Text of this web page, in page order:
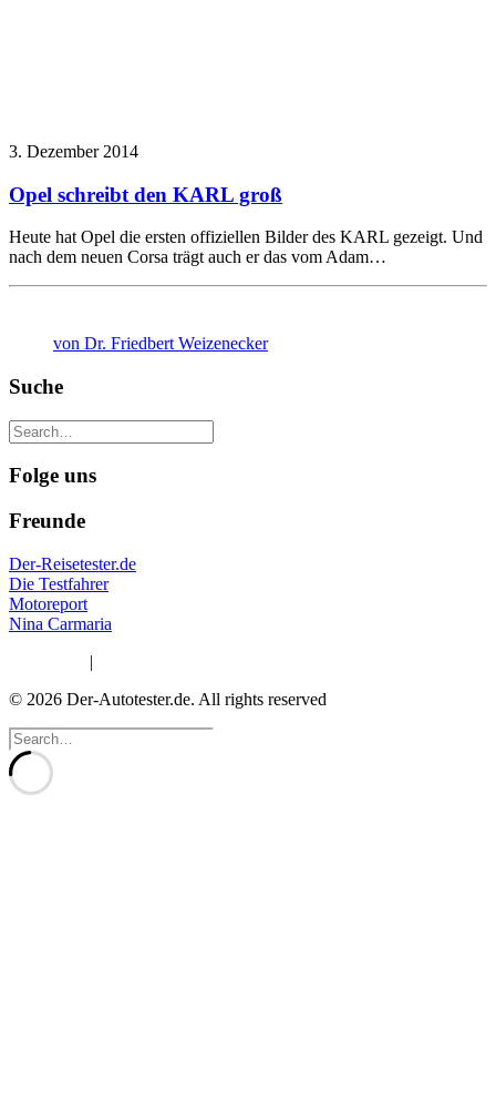
3. Dezember 2014
Opel schreibt den KARL groß
Heute hat Opel die ersten offiziellen Bilder des KARL gezeigt. Und
nach dem neuen Corsa trägt auch er das vom Adam…
von Dr. Friedbert Weizenecker
Suche
Folge uns
Freunde
Der-Reisetester.de
Die Testfahrer
Motoreport
Nina Carmaria
|
© 2026 Der-Autotester.de. All rights reserved